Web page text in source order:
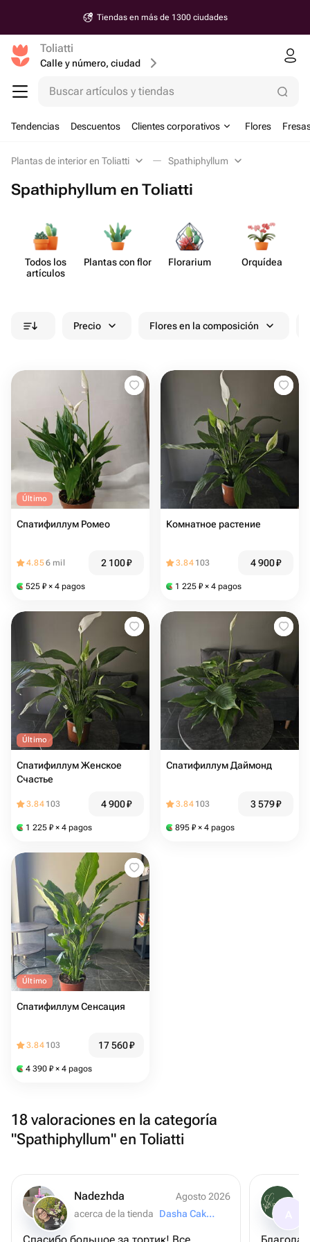
Tiendas en más de 1300 ciudades
Toliatti
Calle y número, ciudad
Buscar artículos y tiendas
Tendencias Descuentos Clientes corporativos Flores
Plantas de interior en Toliatti Spathiphyllum
Spathiphyllum en Toliatti
Todos los
artículos
Plantas con flor Florarium Orquídea
Precio Flores en la composición
Último
Спатифиллум Ромео
4.856 mil 2 100₽
525 ₽ × 4 pagos
Комнатное растение
3.84 103 4 900₽
1 225 ₽ × 4 pagos
Último
Спатифиллум Женское
Счастье
3.84 103 4 900₽
1 225 ₽ × 4 pagos
Спатифиллум Даймонд
3.84 103 3 579₽
895 ₽ × 4 pagos
Último
Спатифиллум Сенсация
3.84 103 17 560₽
4 390 ₽ × 4 pagos
18 valoraciones en la categoría
"Spathiphyllum" en Toliatti
Nadezhda
Agosto 2026
acerca de la tienda
Dasha Cake Blog